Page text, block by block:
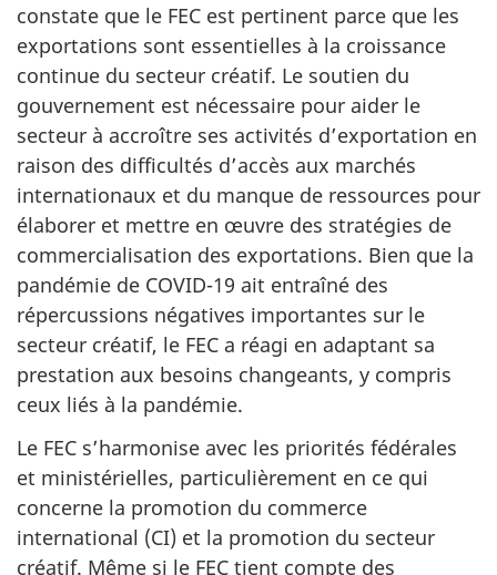
constate que le FEC est pertinent parce que les
exportations sont essentielles à la croissance
continue du secteur créatif. Le soutien du
gouvernement est nécessaire pour aider le
secteur à accroître ses activités d’exportation en
raison des difficultés d’accès aux marchés
internationaux et du manque de ressources pour
élaborer et mettre en œuvre des stratégies de
commercialisation des exportations. Bien que la
pandémie de COVID-19 ait entraîné des
répercussions négatives importantes sur le
secteur créatif, le FEC a réagi en adaptant sa
prestation aux besoins changeants, y compris
ceux liés à la pandémie.
Le FEC s’harmonise avec les priorités fédérales
et ministérielles, particulièrement en ce qui
concerne la promotion du commerce
international (CI) et la promotion du secteur
créatif. Même si le FEC tient compte des